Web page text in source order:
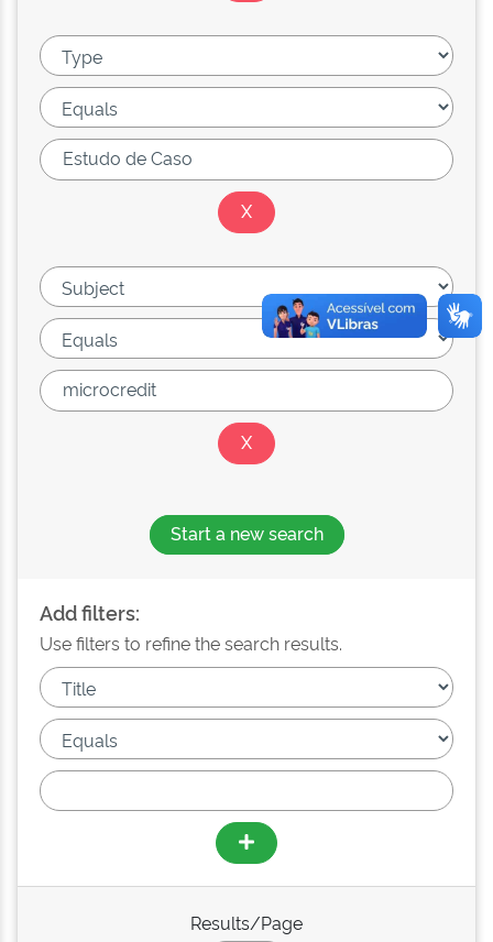
Start a new search
Add filters:
Use filters to refine the search results.
Results/Page